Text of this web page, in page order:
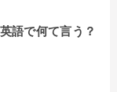
語で何て言う？